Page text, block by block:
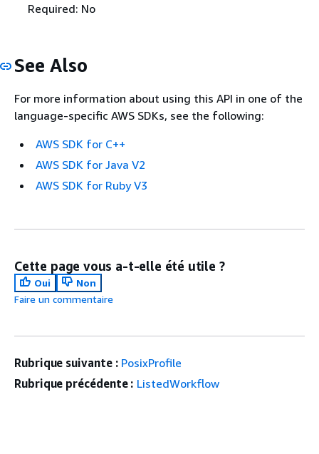
Required: No
See Also
For more information about using this API in one of the
language-specific AWS SDKs, see the following:
AWS SDK for C++
AWS SDK for Java V2
AWS SDK for Ruby V3
Cette page vous a-t-elle été utile ?
Oui
Non
Faire un commentaire
Rubrique suivante : PosixProfile
Rubrique précédente : ListedWorkflow